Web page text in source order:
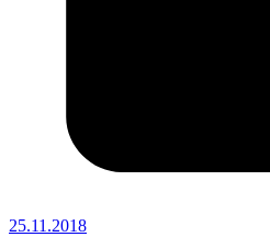
25.11.2018